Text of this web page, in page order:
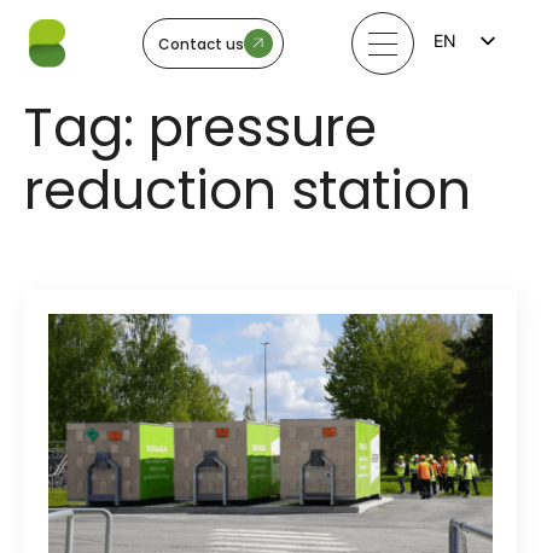
Contact us
EN
NO
Tag: pressure
reduction station